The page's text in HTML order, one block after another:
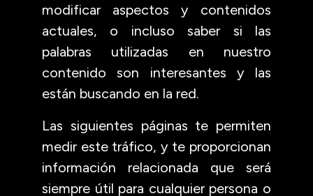
modificar aspectos y contenidos
actuales, o incluso saber si las
palabras utilizadas en nuestro
contenido son interesantes y las
están buscando en la red.
Las siguientes páginas te permiten
medir este tráfico, y te proporcionan
información relacionada que será
siempre útil para cualquier persona o